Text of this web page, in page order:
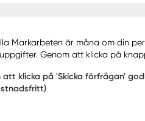
Markarbeten är måna om din
Genom att klicka på
att klicka på 'Skicka förfrågan'